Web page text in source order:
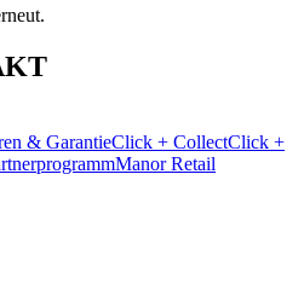
& GarantieClick + CollectClick +
Manor Retail